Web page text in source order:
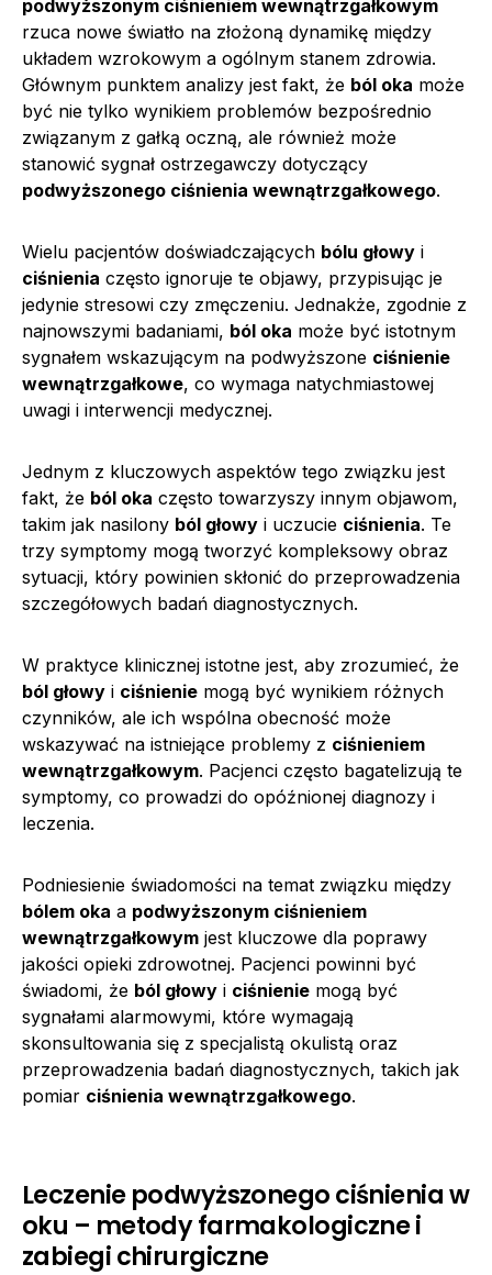
podwyższonym ciśnieniem wewnątrzgałkowym
rzuca nowe światło na złożoną dynamikę między
układem wzrokowym a ogólnym stanem zdrowia.
Głównym punktem analizy jest fakt, że ból oka może
być nie tylko wynikiem problemów bezpośrednio
związanym z gałką oczną, ale również może
stanowić sygnał ostrzegawczy dotyczący
podwyższonego ciśnienia wewnątrzgałkowego.
Wielu pacjentów doświadczających bólu głowy i
ciśnienia często ignoruje te objawy, przypisując je
jedynie stresowi czy zmęczeniu. Jednakże, zgodnie z
najnowszymi badaniami, ból oka może być istotnym
sygnałem wskazującym na podwyższone ciśnienie
wewnątrzgałkowe, co wymaga natychmiastowej
uwagi i interwencji medycznej.
Jednym z kluczowych aspektów tego związku jest
fakt, że ból oka często towarzyszy innym objawom,
takim jak nasilony ból głowy i uczucie ciśnienia. Te
trzy symptomy mogą tworzyć kompleksowy obraz
sytuacji, który powinien skłonić do przeprowadzenia
szczegółowych badań diagnostycznych.
W praktyce klinicznej istotne jest, aby zrozumieć, że
ból głowy i ciśnienie mogą być wynikiem różnych
czynników, ale ich wspólna obecność może
wskazywać na istniejące problemy z ciśnieniem
wewnątrzgałkowym. Pacjenci często bagatelizują te
symptomy, co prowadzi do opóźnionej diagnozy i
leczenia.
Podniesienie świadomości na temat związku między
bólem oka a podwyższonym ciśnieniem
wewnątrzgałkowym jest kluczowe dla poprawy
jakości opieki zdrowotnej. Pacjenci powinni być
świadomi, że ból głowy i ciśnienie mogą być
sygnałami alarmowymi, które wymagają
skonsultowania się z specjalistą okulistą oraz
przeprowadzenia badań diagnostycznych, takich jak
pomiar ciśnienia wewnątrzgałkowego.
Leczenie podwyższonego ciśnienia w
oku – metody farmakologiczne i
zabiegi chirurgiczne